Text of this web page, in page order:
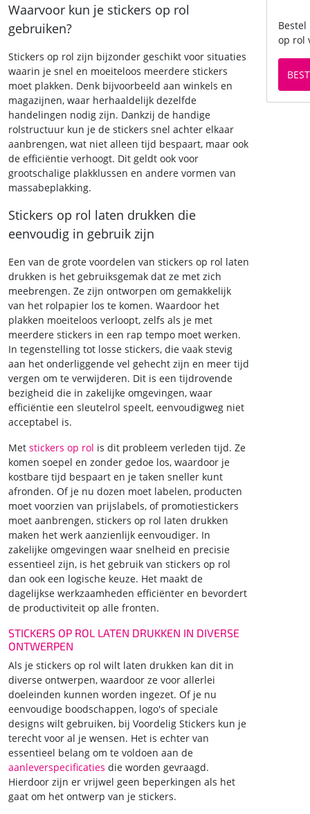
Waarvoor kun je stickers op rol
gebruiken?
Stickers op rol zijn bijzonder geschikt voor situaties
waarin je snel en moeiteloos meerdere stickers
moet plakken. Denk bijvoorbeeld aan winkels en
magazijnen, waar herhaaldelijk dezelfde
handelingen nodig zijn. Dankzij de handige
rolstructuur kun je de stickers snel achter elkaar
aanbrengen, wat niet alleen tijd bespaart, maar ook
de efficiëntie verhoogt. Dit geldt ook voor
grootschalige plakklussen en andere vormen van
massabeplakking.
Stickers op rol laten drukken die
eenvoudig in gebruik zijn
Een van de grote voordelen van stickers op rol laten
drukken is het gebruiksgemak dat ze met zich
meebrengen. Ze zijn ontworpen om gemakkelijk
van het rolpapier los te komen. Waardoor het
plakken moeiteloos verloopt, zelfs als je met
meerdere stickers in een rap tempo moet werken.
In tegenstelling tot losse stickers, die vaak stevig
aan het onderliggende vel gehecht zijn en meer tijd
vergen om te verwijderen. Dit is een tijdrovende
bezigheid die in zakelijke omgevingen, waar
efficiëntie een sleutelrol speelt, eenvoudigweg niet
acceptabel is.
Met stickers op rol is dit probleem verleden tijd. Ze
komen soepel en zonder gedoe los, waardoor je
kostbare tijd bespaart en je taken sneller kunt
afronden. Of je nu dozen moet labelen, producten
moet voorzien van prijslabels, of promotiestickers
moet aanbrengen, stickers op rol laten drukken
maken het werk aanzienlijk eenvoudiger. In
zakelijke omgevingen waar snelheid en precisie
essentieel zijn, is het gebruik van stickers op rol
dan ook een logische keuze. Het maakt de
dagelijkse werkzaamheden efficiënter en bevordert
de productiviteit op alle fronten.
STICKERS OP ROL LATEN DRUKKEN IN DIVERSE
ONTWERPEN
Als je stickers op rol wilt laten drukken kan dit in
diverse ontwerpen, waardoor ze voor allerlei
doeleinden kunnen worden ingezet. Of je nu
eenvoudige boodschappen, logo's of speciale
designs wilt gebruiken, bij Voordelig Stickers kun je
terecht voor al je wensen. Het is echter van
essentieel belang om te voldoen aan de
aanleverspecificaties die worden gevraagd.
Hierdoor zijn er vrijwel geen beperkingen als het
gaat om het ontwerp van je stickers.
op rol